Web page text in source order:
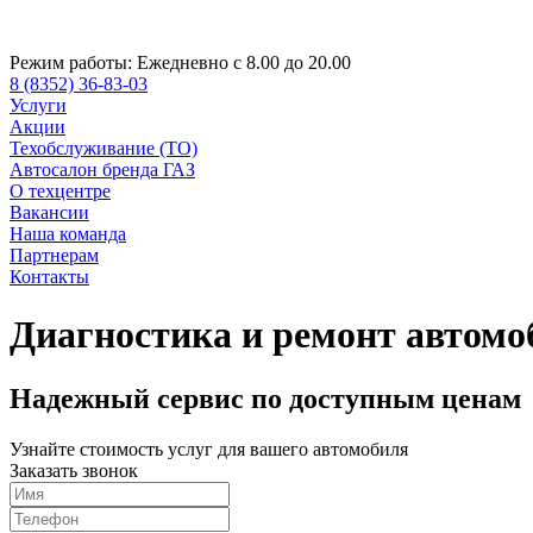
Режим работы: Ежедневно с 8.00 до 20.00
8 (8352) 36-83-03
Услуги
Акции
Техобслуживание (ТО)
Автосалон бренда ГАЗ
О техцентре
Вакансии
Наша команда
Партнерам
Контакты
Диагностика и ремонт
Надежный сервис по доступным ценам
Узнайте стоимость услуг для вашего автомобиля
Заказать звонок